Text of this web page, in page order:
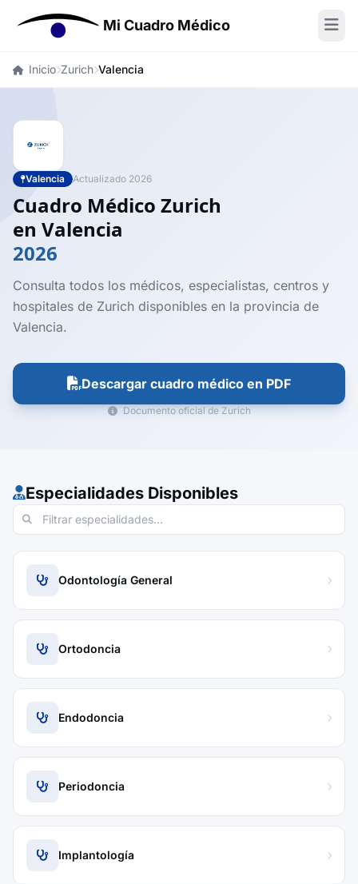
Mi Cuadro Médico
Inicio Zurich Valencia
Valencia Actualizado 2026
Cuadro Médico Zurich
en Valencia
2026
Consulta todos los médicos, especialistas, centros y
hospitales de Zurich disponibles en la provincia de
Valencia.
Descargar cuadro médico en PDF
Documento oficial de Zurich
Especialidades Disponibles
Odontología General
Ortodoncia
Endodoncia
Periodoncia
Implantología